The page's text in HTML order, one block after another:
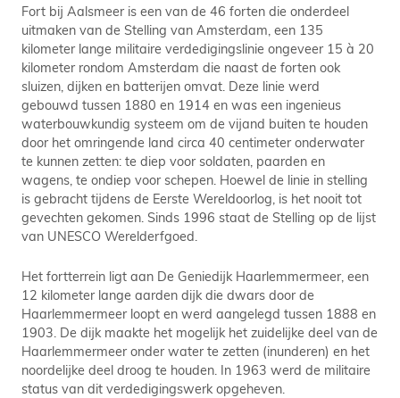
Fort bij Aalsmeer is een van de 46 forten die onderdeel
uitmaken van de Stelling van Amsterdam, een 135
kilometer lange militaire verdedigingslinie ongeveer 15 à 20
kilometer rondom Amsterdam die naast de forten ook
sluizen, dijken en batterijen omvat. Deze linie werd
gebouwd tussen 1880 en 1914 en was een ingenieus
waterbouwkundig systeem om de vijand buiten te houden
door het omringende land circa 40 centimeter onderwater
te kunnen zetten: te diep voor soldaten, paarden en
wagens, te ondiep voor schepen. Hoewel de linie in stelling
is gebracht tijdens de Eerste Wereldoorlog, is het nooit tot
gevechten gekomen. Sinds 1996 staat de Stelling op de lijst
van UNESCO Werelderfgoed.
Het fortterrein ligt aan De Geniedijk Haarlemmermeer, een
12 kilometer lange aarden dijk die dwars door de
Haarlemmermeer loopt en werd aangelegd tussen 1888 en
1903. De dijk maakte het mogelijk het zuidelijke deel van de
Haarlemmermeer onder water te zetten (inunderen) en het
noordelijke deel droog te houden. In 1963 werd de militaire
status van dit verdedigingswerk opgeheven.